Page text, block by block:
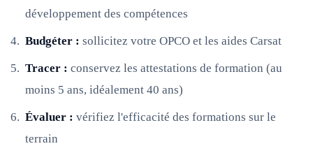
développement des compétences
Budgéter : sollicitez votre OPCO et les aides Carsat
Tracer : conservez les attestations de formation (au
moins 5 ans, idéalement 40 ans)
Évaluer : vérifiez l'efficacité des formations sur le
terrain